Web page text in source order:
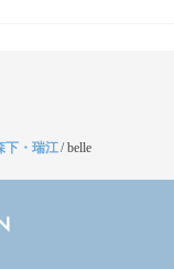
下・瑞江/belle